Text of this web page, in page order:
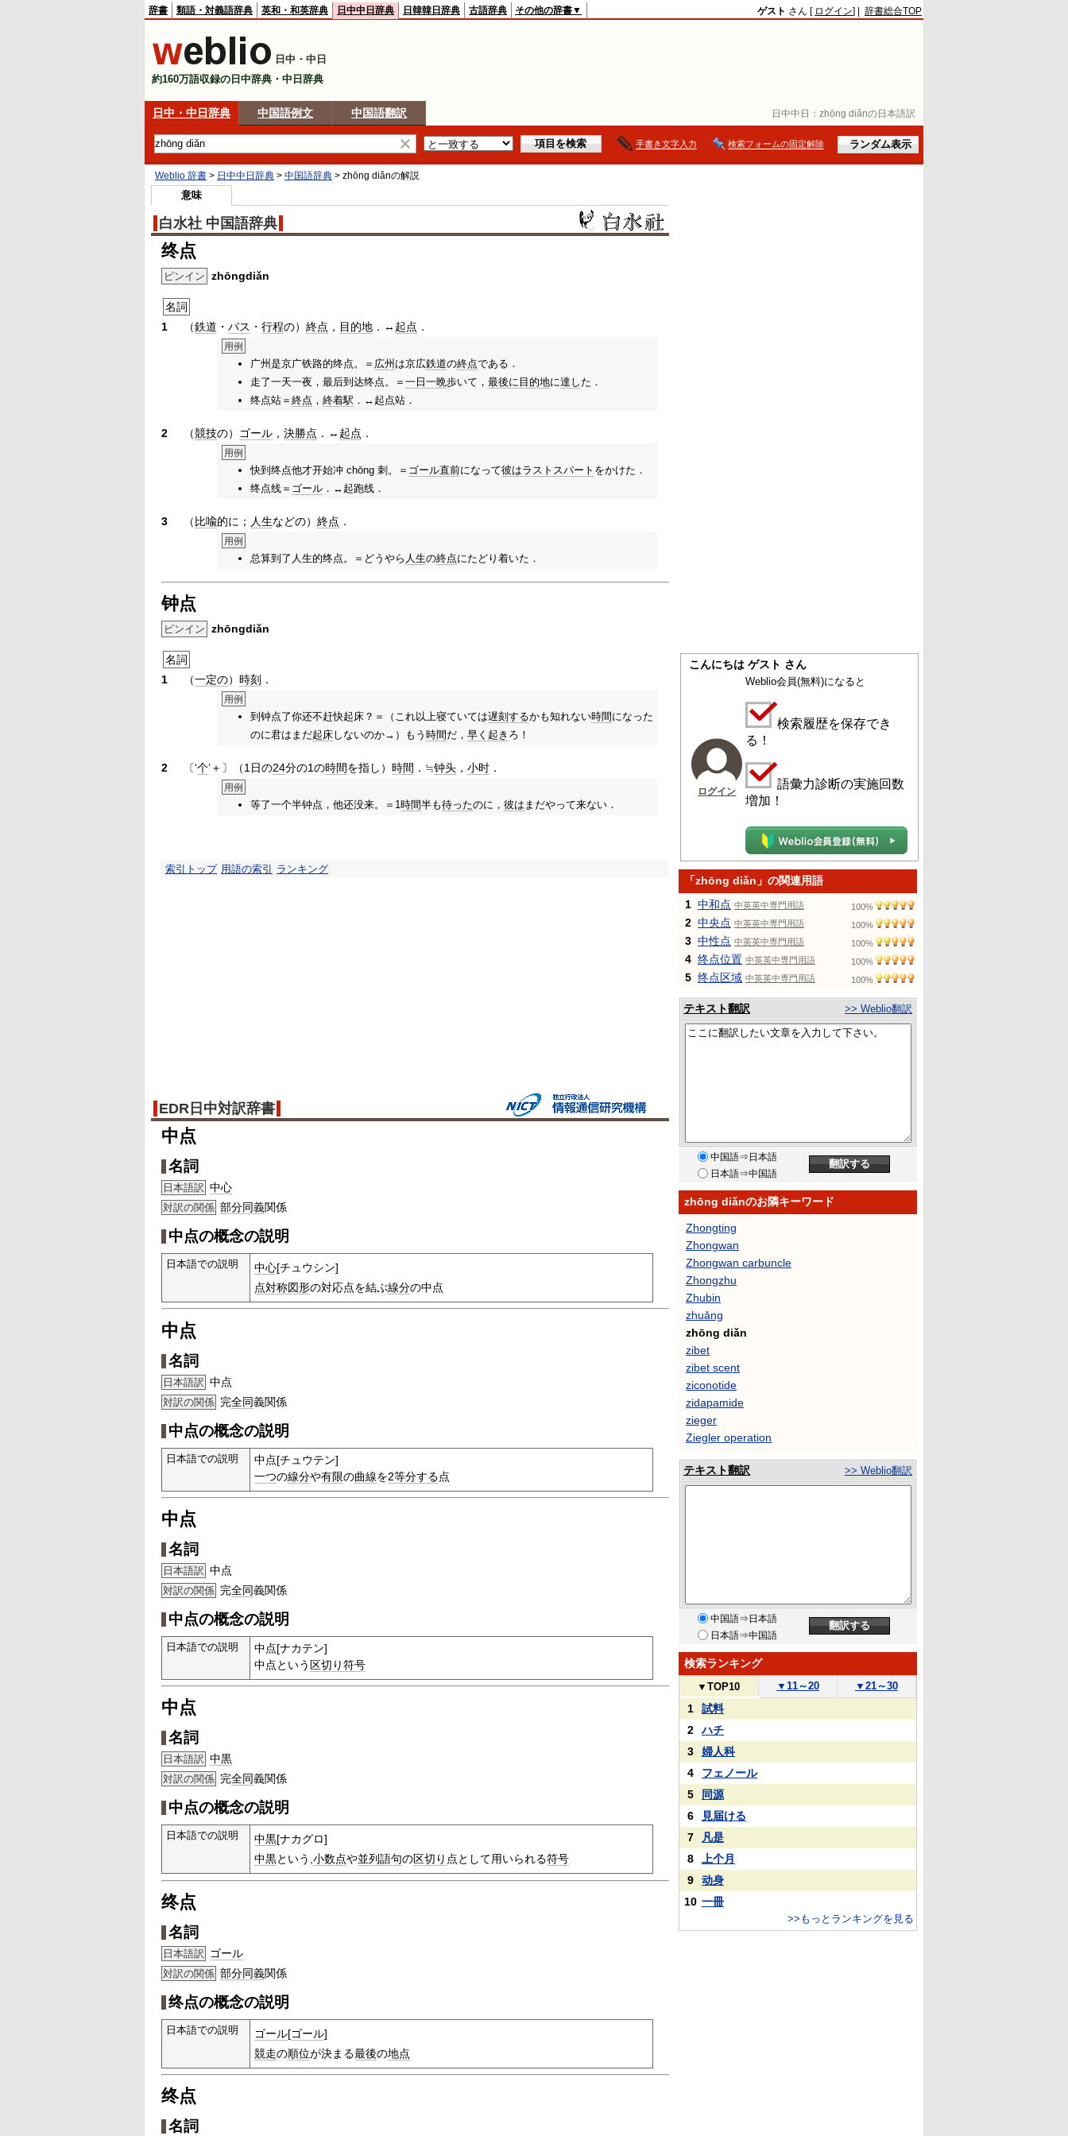
日中中日： zhōng diǎnの日本語訳
辞書 類語・対義語辞典 英和・和英辞典 日中中日辞典 日韓韓日辞典 古語辞典 その他の辞書▼ ゲスト さん [ ログイン] | 辞書総合TOP
日中・中日
約160万語収録の日中辞典・中日辞典
日中・中日辞典 中国語例文 中国語翻訳
手書き文字入力 検索フォームの固定解除
Weblio 辞書 > 日中中日辞典 > 中国語辞典 > zhōng diǎnの解説
意味
白水社 中国語辞典
终点
ピンイン zhōngdiǎn
名詞
1
（鉄道 ・ バス ・ 行程の） 終点 ， 目的地 ．↔ 起点 ．
用例
广州是京广铁路的终点。＝ 広州 は京広鉄道の終点である．
走了一天一夜，最后到达终点。＝ 一日 一晩歩いて， 最後に 目的地に達し た．
终点站＝ 終点 ， 終着駅 ．↔起点站．
2 （競技の） ゴール ， 決勝点 ．↔ 起点 ．
用例
快到终点他才开始冲 chōng 刺。＝ ゴール直前になって彼はラストスパート をかけた．
终点线＝ ゴール ．↔起跑线．
3 （ 比喩的に； 人生などの） 終点 ．
用例
总算到了人生的终点。＝どうやら 人生の終点にたどり着いた．
钟点
ピンイン zhōngdiǎn
名詞
1
（一定の） 時刻 ．
用例
到钟点了你还不赶快起床？＝（これ以上寝ていては遅刻するかも知れない時間 になった
のに君はまだ起床しないのか→）もう 時間 だ， 早く 起き ろ！
2 〔‘个’＋〕（1日の24分の1の時間を指し） 時間 ．≒钟头 ， 小时 ．
用例
等了一个半钟点，他还没来。＝1時間半も待ったのに， 彼は まだやって来ない．
索引トップ 用語の索引 ランキング
EDR日中対訳辞書
中点
名詞
日本語訳 中心
対訳の関係 部分同義関係
中点の概念の説明
日本語での説明 中心[チュウシン]
点対称図形の対応点を結ぶ線分の中点
中点
名詞
日本語訳 中点
対訳の関係 完全同義関係
中点の概念の説明
日本語での説明
中点[チュウテン]
一つの線分や有限の曲線を2等分する点
中点
名詞
日本語訳 中点
対訳の関係 完全同義関係
中点の概念の説明
日本語での説明
中点[ナカテン]
中点という 区切り符号
中点
名詞
日本語訳 中黒
対訳の関係 完全同義関係
中点の概念の説明
日本語での説明 中黒[ナカグロ]
中黒という,小数点や並列語句の区切り 点として用いられる符号
终点
名詞
日本語訳 ゴール
対訳の関係 部分同義関係
终点の概念の説明
日本語での説明 ゴール[ゴール]
競走の順位が決まる最後の地点
终点
名詞
こんにちは ゲスト さん
ログイン
Weblio会員(無料)になると
検索履歴を保存でき
る！
語彙力診断の実施回数
増加！
「zhōng diǎn」の関連用語
1 中和点 中英英中専門用語 100%
2 中央点 中英英中専門用語 100%
3 中性点 中英英中専門用語 100%
4 终点位置 中英英中専門用語 100%
5 终点区域 中英英中専門用語 100%
テキスト翻訳 >> Weblio翻訳
中国語⇒日本語
日本語⇒中国語
zhōng diǎnのお隣キーワード
Zhongting
Zhongwan
Zhongwan carbuncle
Zhongzhu
Zhubin
zhuǎng
zhōng diǎn
zibet
zibet scent
ziconotide
zidapamide
zieger
Ziegler operation
テキスト翻訳 >> Weblio翻訳
中国語⇒日本語
日本語⇒中国語
検索ランキング
▼ TOP10 ▼ 11～20 ▼ 21～30
1
試料
2
ハチ
3
婦人科
4
フェノール
5
同源
6
見届ける
7
凡是
8
上个月
9
动身
10 一冊
>>もっとランキングを見る